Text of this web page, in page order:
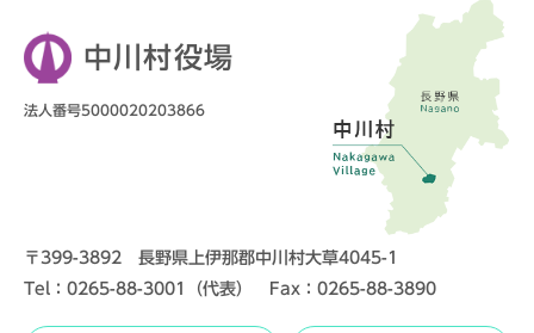
中川村役場
法人番号5000020203866
〒399-3892 長野県上伊那郡中川村大草4045-1
Tel：0265-88-3001（代表） Fax：0265-88-3890